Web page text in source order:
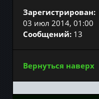
Зарегистрирован:
03 июл 2014, 01:00
Сообщений: 13
Вернуться наверх